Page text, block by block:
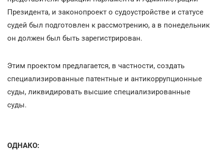
Президента, и законопроект о судоустройстве и статусе
судей был подготовлен к рассмотрению, а в понедельник
он должен был быть зарегистрирован.
Этим проектом предлагается, в частности, создать
специализированные патентные и антикоррупционные
суды, ликвидировать высшие специализированные
суды.
ОДНАКО: